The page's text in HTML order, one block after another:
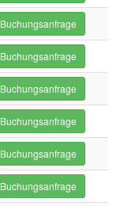
Buchungsanfrage
Buchungsanfrage
Buchungsanfrage
Buchungsanfrage
Buchungsanfrage
Buchungsanfrage